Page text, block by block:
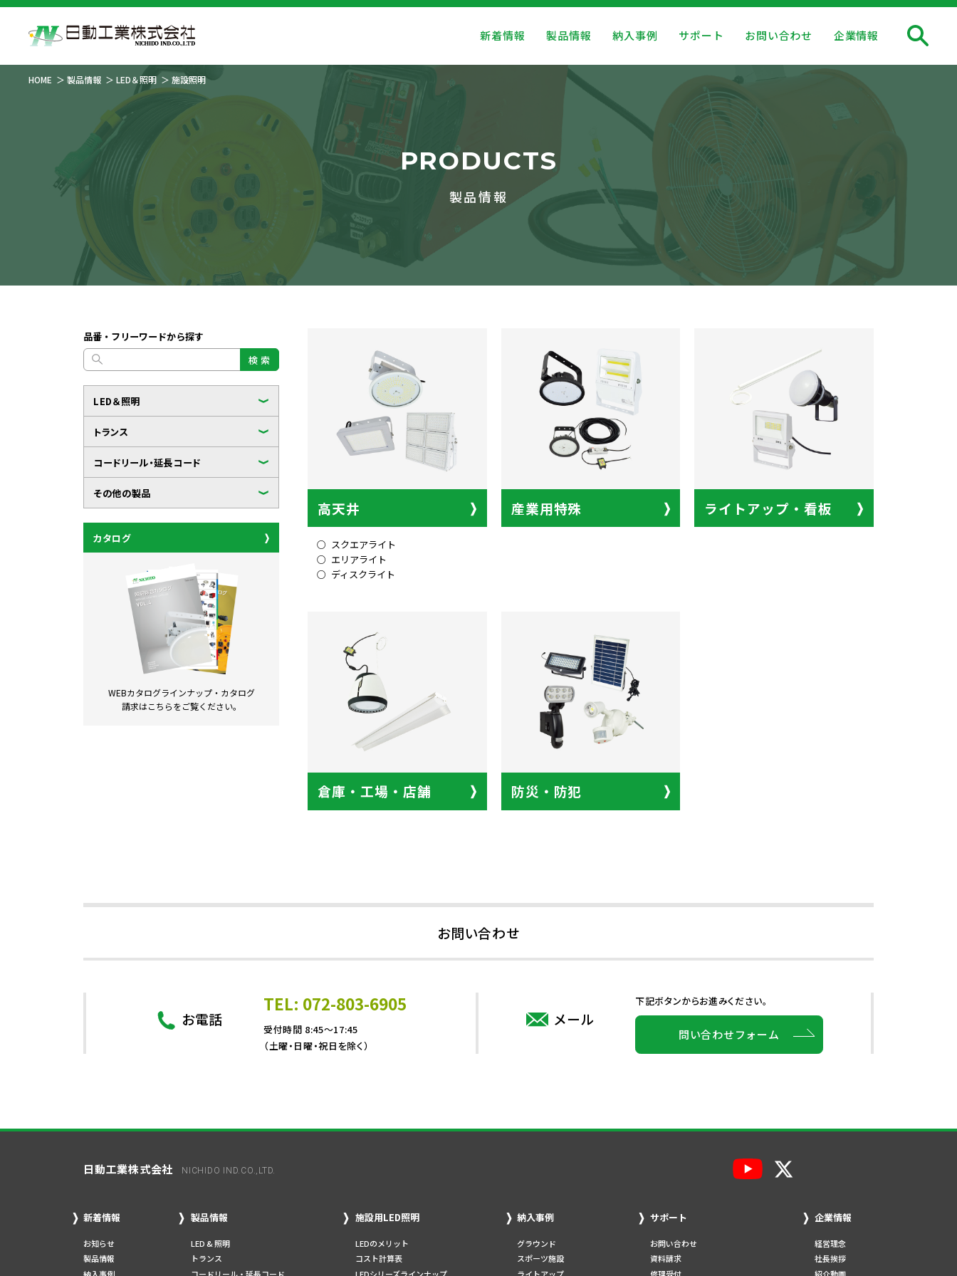
新着情報 製品情報 納入事例 サポート お問い合わせ 企業情報
HOME 製品情報 LED＆照明 施設照明
PRODUCTS
製品情報
品番・フリーワードから探す
検 索
LED＆照明
トランス
コードリール・延長コード
その他の製品
カタログ
WEBカタログラインナップ・ カタログ
請求はこちらをご覧ください。
高天井
スクエアライト
エリアライト
ディスクライト
産業用特殊 ライトアップ・看板
倉庫・工場・店舗 防災・防犯
お問い合わせ
お電話
TEL: 072-803-6905
受付時間 8:45～17:45
（土曜・日曜・祝日を除く）
メール
下記ボタンからお進みください。
問い合わせフォーム
日動工業株式会社 NICHIDO IND.CO.,LTD.
新着情報
お知らせ
製品情報
製品情報
LED & 照明
トランス
施設用LED照明
LEDのメリット
コスト計算表
納入事例
グラウンド
スポーツ施設
サポート
お問い合わせ
資料請求
企業情報
経営理念
社長挨拶